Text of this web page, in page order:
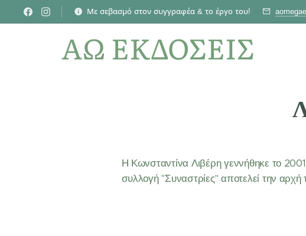
Με σεβασμό στον συγγραφέα & το έργο του!
ΑΩ ΕΚΔΟΣΕΙΣ
Η Κωνσταντίνα Λιβέρη γεννήθηκε το
συλλογή "Συναστρίες" αποτελεί την αρχή